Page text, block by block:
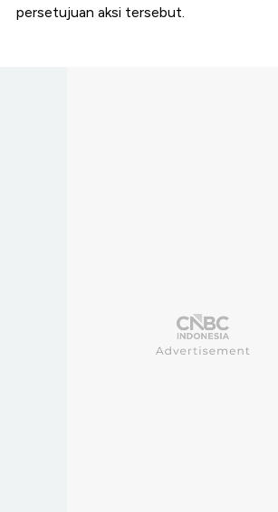
persetujuan aksi tersebut.